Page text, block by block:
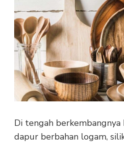
Di tengah
dapur berbahan logam,